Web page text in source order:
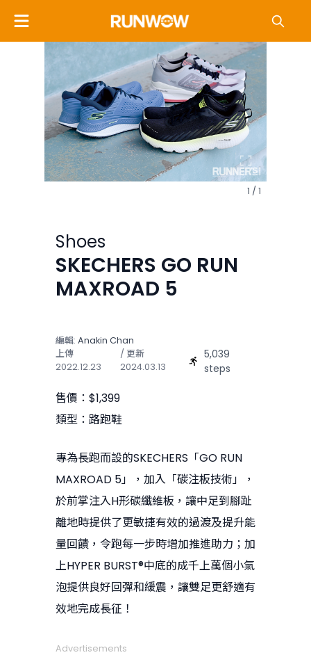
1 / 1
Shoes
SKECHERS GO RUN
MAXROAD 5
編輯: Anakin Chan
上傳
2022.12.23
/ 更新
2024.03.13
5,039
steps
售價：$1,399
類型：路跑鞋
專為長跑而設的SKECHERS「GO RUN
MAXROAD 5」，加入「碳注板技術」，
於前掌注入H形碳纖維板，讓中足到腳趾
離地時提供了更敏捷有效的過渡及提升能
量回饋，令跑每一步時增加推進助力；加
上HYPER BURST®中底的成千上萬個小氣
泡提供良好回彈和緩震，讓雙足更舒適有
效地完成長征！
Advertisements